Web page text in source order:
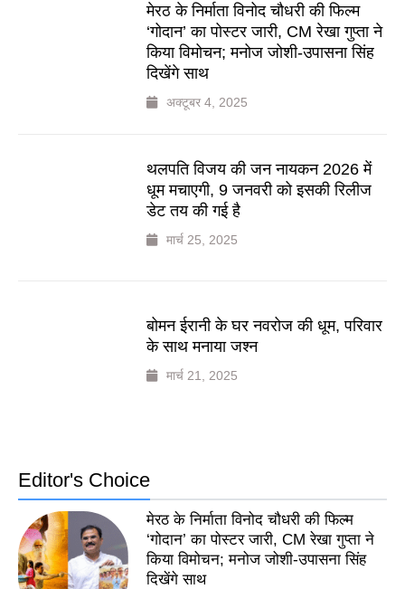
मेरठ के निर्माता विनोद चौधरी की फिल्म
‘गोदान’ का पोस्टर जारी, CM रेखा गुप्ता ने
किया विमोचन; मनोज जोशी-उपासना सिंह
दिखेंगे साथ
अक्टूबर 4, 2025
थलपति विजय की जन नायकन 2026 में
धूम मचाएगी, 9 जनवरी को इसकी रिलीज
डेट तय की गई है
मार्च 25, 2025
बोमन ईरानी के घर नवरोज की धूम, परिवार
के साथ मनाया जश्न
मार्च 21, 2025
Editor's Choice
मेरठ के निर्माता विनोद चौधरी की फिल्म
‘गोदान’ का पोस्टर जारी, CM रेखा गुप्ता ने
किया विमोचन; मनोज जोशी-उपासना सिंह
दिखेंगे साथ